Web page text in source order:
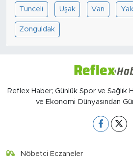
Tunceli Uşak Van
Zonguldak
Reflex Haber; Günlük Spor ve Sağlık
ve Ekonomi Dünyasından
Nöbetçi Eczaneler